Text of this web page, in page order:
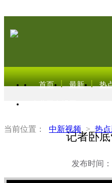
首页 最新 热
当前位置： 中新视频 > 热
记者卧
发布时间